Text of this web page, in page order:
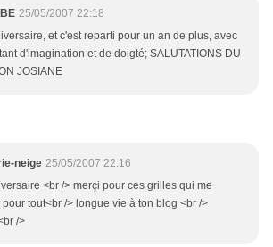
25/05/2007 22:18
et c'est reparti pour un an de plus, avec
d'imagination et de doigté; SALUTATIONS DU
JOSIANE
neige 25/05/2007 22:16
<br /> merçi pour ces grilles qui me
tout<br /> longue vie à ton blog <br />
/>